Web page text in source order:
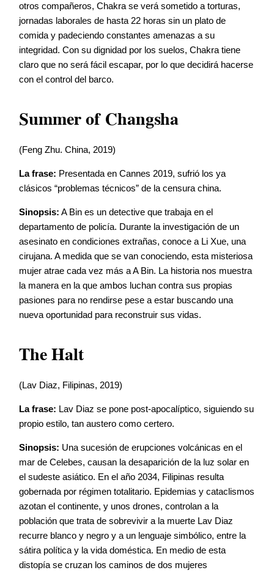
otros compañeros, Chakra se verá sometido a torturas,
jornadas laborales de hasta 22 horas sin un plato de
comida y padeciendo constantes amenazas a su
integridad. Con su dignidad por los suelos, Chakra tiene
claro que no será fácil escapar, por lo que decidirá hacerse
con el control del barco.
Summer of Changsha
(Feng Zhu. China, 2019)
La frase: Presentada en Cannes 2019, sufrió los ya
clásicos “problemas técnicos” de la censura china.
Sinopsis: A Bin es un detective que trabaja en el
departamento de policía. Durante la investigación de un
asesinato en condiciones extrañas, conoce a Li Xue, una
cirujana. A medida que se van conociendo, esta misteriosa
mujer atrae cada vez más a A Bin. La historia nos muestra
la manera en la que ambos luchan contra sus propias
pasiones para no rendirse pese a estar buscando una
nueva oportunidad para reconstruir sus vidas.
The Halt
(Lav Diaz, Filipinas, 2019)
La frase: Lav Diaz se pone post-apocalíptico, siguiendo su
propio estilo, tan austero como certero.
Sinopsis: Una sucesión de erupciones volcánicas en el
mar de Celebes, causan la desaparición de la luz solar en
el sudeste asiático. En el año 2034, Filipinas resulta
gobernada por régimen totalitario. Epidemias y cataclismos
azotan el continente, y unos drones, controlan a la
población que trata de sobrevivir a la muerte Lav Diaz
recurre blanco y negro y a un lenguaje simbólico, entre la
sátira política y la vida doméstica. En medio de esta
distopía se cruzan los caminos de dos mujeres